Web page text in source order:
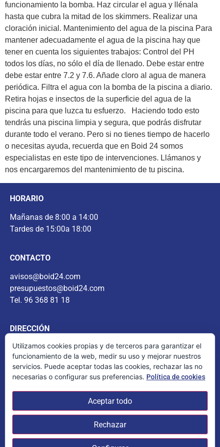
funcionamiento la bomba. Haz circular el agua y llénala
hasta que cubra la mitad de los skimmers. Realizar una
cloración inicial. Mantenimiento del agua de la piscina Para
mantener adecuadamente el agua de la piscina hay que
tener en cuenta los siguientes trabajos: Control del PH
todos los días, no sólo el día de llenado. Debe estar entre
debe estar entre 7.2 y 7.6. Añade cloro al agua de manera
periódica. Filtra el agua con la bomba de la piscina a diario.
Retira hojas e insectos de la superficie del agua de la
piscina para que luzca tu esfuerzo. Haciendo todo esto
tendrás una piscina limpia y segura, que podrás disfrutar
durante todo el verano. Pero si no tienes tiempo de hacerlo
o necesitas ayuda, recuerda que en Boid 24 somos
especialistas en este tipo de intervenciones. Llámanos y
nos encargaremos del mantenimiento de tu piscina.
HORARIO
Mañanas de 8:00 a 14:00
Tardes de 15:00a 18:00
CONTACTO
avisos@boid24.com
presupuestos@boid24.com
Tel. 96 368 81 18
DIRECCIÓN
Periodista José Ombuena 5
46010 Valencia (España)
Aviso de Cookies
Utilizamos cookies propias y de terceros para garantizar el
funcionamiento de la web, medir su uso y mejorar nuestros
servicios. Puede aceptar todas las cookies, rechazar las no
necesarias o configurar sus preferencias. Política de cookies
Aceptar todo
Rechazar